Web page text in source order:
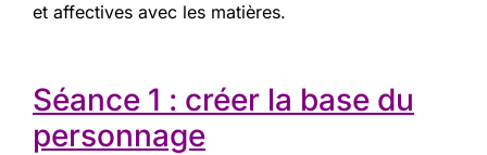
et affectives avec les matières.
Séance 1 : créer la base du
personnage